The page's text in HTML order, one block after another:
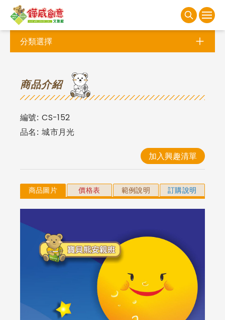
分類選擇
商品介紹
編號: CS-152
品名: 城市月光
加入興趣清單
商品圖片 價格表 範例說明 訂購說明